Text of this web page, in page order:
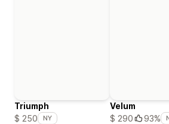
Triumph
$ 250
NY
Velum
$ 290
93%